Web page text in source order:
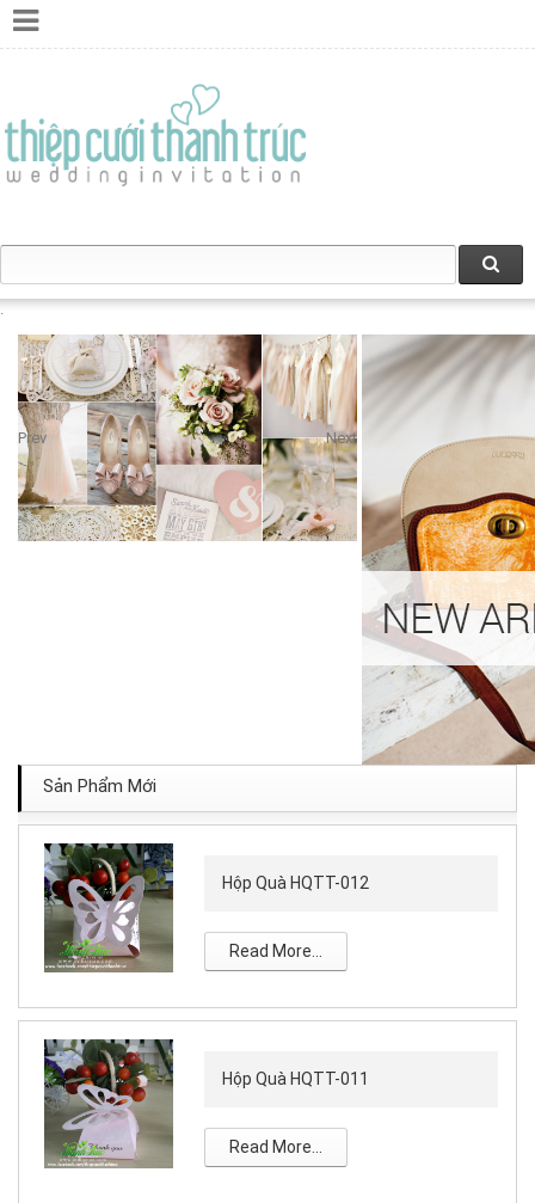
Prev Next
Sản Phẩm Mới
Hộp Quà HQTT-012
Read More...
Hộp Quà HQTT-011
Read More...